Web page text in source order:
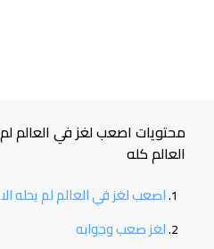
العالم كله
اصعب لغز في العالم لم يحله الا 4000 فقط في العالم كله
لغز صعب وجوابه